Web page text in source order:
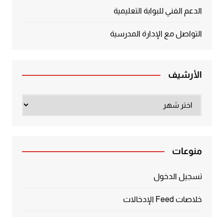
الدعم الفني للبوابة التعليمية
التواصل مع الإدارة المدرسية
الأرشيف
منوعات
تسجيل الدخول
خلاصات Feed الإدخالات